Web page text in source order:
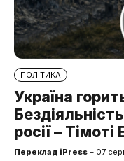
ПОЛІТИКА
Україна
росії – Тімоті
Переклад iPress – 07